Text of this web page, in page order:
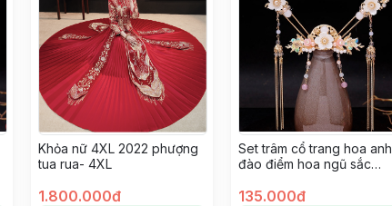
Khỏa nữ 4XL 2022 phượng
tua rua- 4XL
1.800.000đ
Set trâm cổ trang hoa anh
đào điểm hoa ngũ sắc
135.000đ